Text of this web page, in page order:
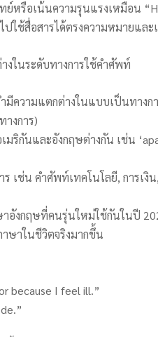
หรือเน้นความรุนแรงเหมือน
ปใช้สื่อสารได้ตรงความหมายแล
งในระดับทางการใช้คำศัพท์
ความแตกต่างในแบบเป็นทางกา
างการ)
ริกันและอังกฤษต่างกัน เช่น
เช่น คำศัพท์เทคโนโลยี, การเงิ
อังกฤษที่คนรุ่นใหม่ใช้กันในปี
ษาในชีวิตจริงมากขึ้น
because I feel ill.”